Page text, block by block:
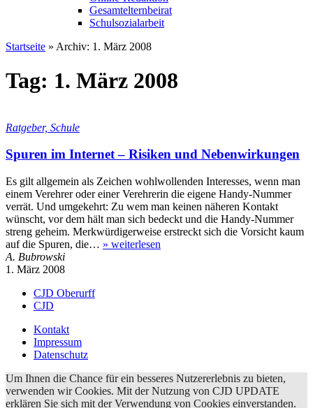
Gesamtelternbeirat
Schulsozialarbeit
Startseite » Archiv: 1. März 2008
Tag: 1. März 2008
Ratgeber, Schule
Spuren im Internet – Risiken und Nebenwirkungen
Es gilt allgemein als Zeichen wohlwollenden Interesses, wenn man
einem Verehrer oder einer Verehrerin die eigene Handy-Nummer
verrät. Und umgekehrt: Zu wem man keinen näheren Kontakt
wünscht, vor dem hält man sich bedeckt und die Handy-Nummer
streng geheim. Merkwürdigerweise erstreckt sich die Vorsicht kaum
auf die Spuren, die… » weiterlesen
A. Bubrowski
1. März 2008
CJD Oberurff
CJD
Kontakt
Impressum
Datenschutz
Um Ihnen die Chance für ein besseres Nutzererlebnis zu bieten,
verwenden wir Cookies. Mit der Nutzung von CJD UPDATE
erklären Sie sich mit der Verwendung von Cookies einverstanden.